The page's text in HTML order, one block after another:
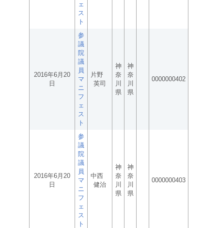
ェ
ス
ト
2016年6月20
日
参
議
院
議
員
マ
ニ
フ
ェ
ス
ト
片野
英司
神
奈
川
県
神
奈
川
県
0000000402
2016年6月20
日
参
議
院
議
員
マ
ニ
フ
ェ
ス
ト
中西
健治
神
奈
川
県
神
奈
川
県
0000000403